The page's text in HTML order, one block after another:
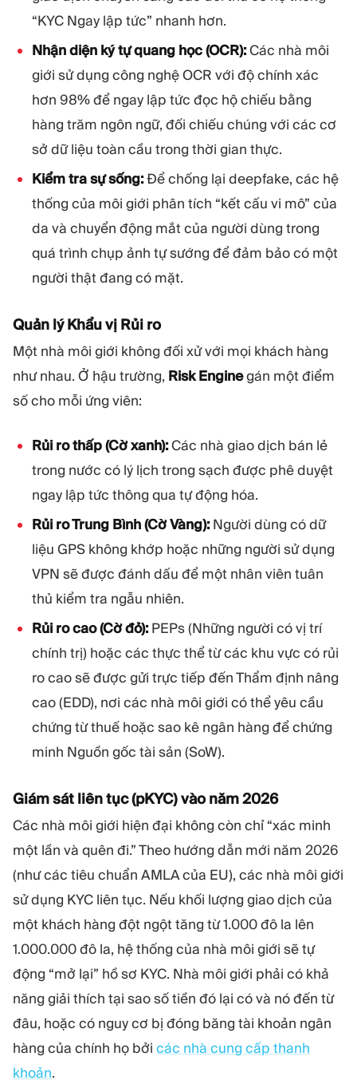
“KYC Ngay lập tức” nhanh hơn.
Nhận diện ký tự quang học (OCR):Các nhà môi
giới sử dụng công nghệ OCR với độ chính xác
hơn 98% để ngay lập tức đọc hộ chiếu bằng
hàng trăm ngôn ngữ, đối chiếu chúng với các cơ
sở dữ liệu toàn cầu trong thời gian thực.
Kiểm tra sự sống:Để chống lại deepfake, các hệ
thống của môi giới phân tích “kết cấu vi mô” của
da và chuyển động mắt của người dùng trong
quá trình chụp ảnh tự sướng để đảm bảo có một
người thật đang có mặt.
Quản lý Khẩu vị Rủi ro
Một nhà môi giới không đối xử với mọi khách hàng
như nhau. Ở hậu trường, Risk Enginegán một điểm
số cho mỗi ứng viên:
Rủi ro thấp (Cờ xanh):Các nhà giao dịch bán lẻ
trong nước có lý lịch trong sạch được phê duyệt
ngay lập tức thông qua tự động hóa.
Rủi ro Trung Bình (Cờ Vàng):Người dùng có dữ
liệu GPS không khớp hoặc những người sử dụng
VPN sẽ được đánh dấu để một nhân viên tuân
thủ kiểm tra ngẫu nhiên.
Rủi ro cao (Cờ đỏ):PEPs (Những người có vị trí
chính trị) hoặc các thực thể từ các khu vực có rủi
ro cao sẽ được gửi trực tiếp đến Thẩm định nâng
cao (EDD), nơi các nhà môi giới có thể yêu cầu
chứng từ thuế hoặc sao kê ngân hàng để chứng
minh Nguồn gốc tài sản (SoW).
Giám sát liên tục (pKYC) vào năm 2026
Các nhà môi giới hiện đại không còn chỉ “xác minh
một lần và quên đi.” Theo hướng dẫn mới năm 2026
(như các tiêu chuẩn AMLA của EU), các nhà môi giới
sử dụng KYC liên tục. Nếu khối lượng giao dịch của
một khách hàng đột ngột tăng từ 1.000 đô la lên
1.000.000 đô la, hệ thống của nhà môi giới sẽ tự
động “mở lại” hồ sơ KYC. Nhà môi giới phải có khả
năng giải thích tại sao số tiền đó lại có và nó đến từ
đâu, hoặc có nguy cơ bị đóng băng tài khoản ngân
hàng của chính họ bởi các nhà cung cấp thanh
khoản.